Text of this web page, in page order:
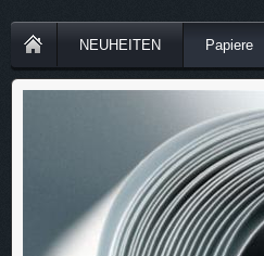
NEUHEITEN Papiere